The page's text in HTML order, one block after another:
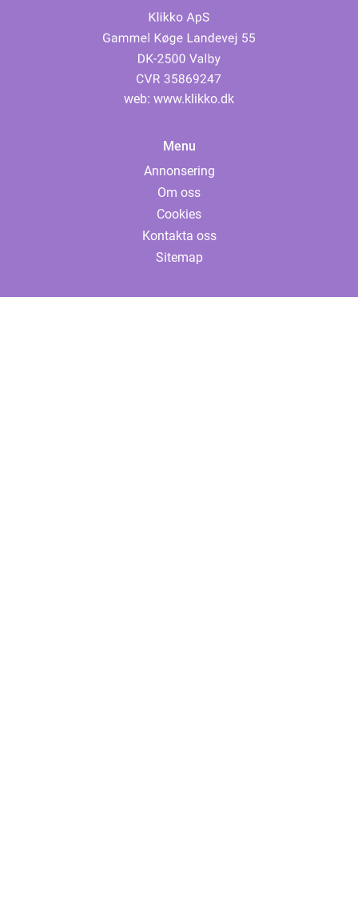
web: www.klikko.dk
Menu
Annonsering
Om oss
Cookies
Kontakta oss
Sitemap